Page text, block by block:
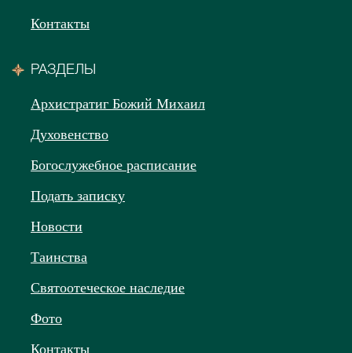
Контакты
РАЗДЕЛЫ
Архистратиг Божий Михаил
Духовенство
Богослужебное расписание
Подать записку
Новости
Таинства
Святоотеческое наследие
Фото
Контакты